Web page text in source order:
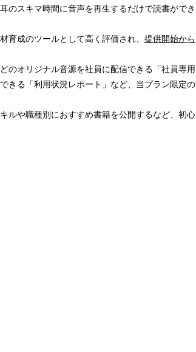
のスキマ時間に音声を再生するだけで読書ができ
育成のツールとして高く評価され、 提供開始から
のオリジナル音源を社員に配信できる「社員専用
きる「利用状況レポート」など、当プラン限定の
ルや職種別におすすめ書籍を公開するなど、初心